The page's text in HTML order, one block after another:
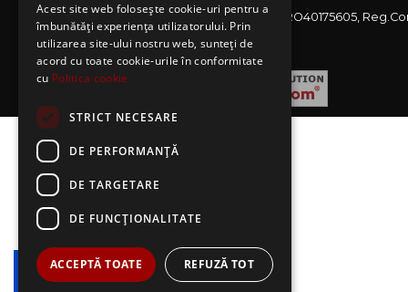
Website detinut de AE Sagres SRL, CIF: RO40175605,
J08/2727/2018
Acest site web folosește cookie-uri pentru a
îmbunătăți experiența utilizatorului. Prin
utilizarea site-ului nostru web, sunteți de
acord cu toate cookie-urile în conformitate
cu Politica cookie
STRICT NECESARE
DE PERFORMANȚĂ
DE TARGETARE
DE FUNCŢIONALITATE
ACCEPTĂ TOATE REFUZĂ TOT